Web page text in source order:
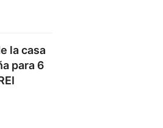
la casa
para 6